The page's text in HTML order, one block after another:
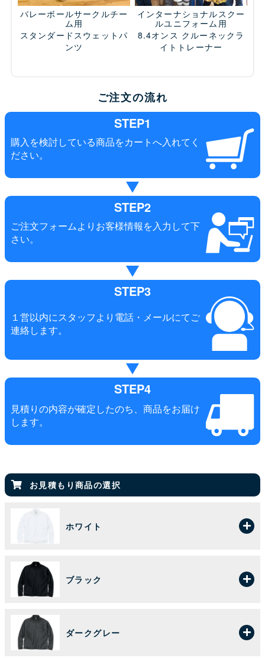
バレーボールサークルチー
ム用
スタンダードスウェットパ
ンツ
インターナショナルスクー
ルユニフォーム用
8.4オンス クルーネックラ
イトトレーナー
ご注文の流れ
STEP1
購入を検討している商品をカートへ入れてく
ださい。
STEP2
ご注文フォームよりお客様情報を入力して下
さい。
STEP3
１営以内にスタッフより電話・メールにてご
連絡します。
STEP4
見積りの内容が確定したのち、商品をお届け
します。
お見積もり商品の選択
ホワイト
ブラック
ダークグレー